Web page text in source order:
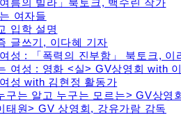
름의 빌라」북토크, 백수린 작가
여자들
입학 설명
글쓰기, 이다혜 기자
성 : 「폭력의 진부함」 북토크, 이
여성 : 영화 <실> GV상영회 with
성 with 김현정 활동가
구는 알고 누구는 모르는> GV상영
태원> GV 상영회, 강유가람 감독